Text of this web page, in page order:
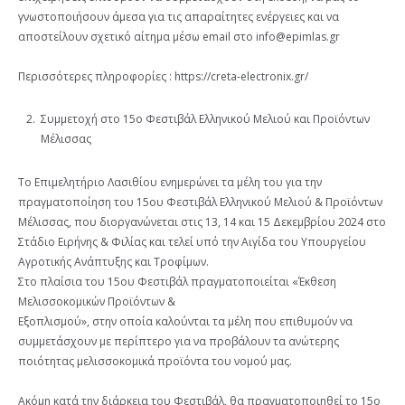
γνωστοποιήσουν άμεσα για τις απαραίτητες ενέργειες και να
αποστείλουν σχετικό αίτημα μέσω email στο info@epimlas.gr
Περισσότερες πληροφορίες : https://creta-electronix.gr/
Συμμετοχή στο 15ο Φεστιβάλ Ελληνικού Μελιού και Προϊόντων
Μέλισσας
Το Επιμελητήριο Λασιθίου ενημερώνει τα μέλη του για την
πραγματοποίηση του 15ου Φεστιβάλ Ελληνικού Μελιού & Προϊόντων
Μέλισσας, που διοργανώνεται στις 13, 14 και 15 Δεκεμβρίου 2024 στο
Στάδιο Ειρήνης & Φιλίας και τελεί υπό την Αιγίδα του Υπουργείου
Αγροτικής Ανάπτυξης και Τροφίμων.
Στο πλαίσια του 15ου Φεστιβάλ πραγματοποιείται «Έκθεση
Μελισσοκομικών Προϊόντων &
Εξοπλισμού», στην οποία καλούνται τα μέλη που επιθυμούν να
συμμετάσχουν με περίπτερο για να προβάλουν τα ανώτερης
ποιότητας μελισσοκομικά προϊόντα του νομού μας.
Ακόμη κατά την διάρκεια του Φεστιβάλ, θα πραγματοποιηθεί το 15ο